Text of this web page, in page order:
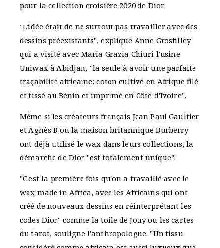
pour la collection croisière 2020 de Dior.
"L'idée était de ne surtout pas travailler avec des
dessins préexistants", explique Anne Grosfilley
qui a visité avec Maria Grazia Chiuri l'usine
Uniwax à Abidjan, "la seule à avoir une parfaite
traçabilité africaine: coton cultivé en Afrique filé
et tissé au Bénin et imprimé en Côte d'Ivoire".
Même si les créateurs français Jean Paul Gaultier
et Agnès B ou la maison britannique Burberry
ont déjà utilisé le wax dans leurs collections, la
démarche de Dior "est totalement unique".
"C'est la première fois qu'on a travaillé avec le
wax made in Africa, avec les Africains qui ont
créé de nouveaux dessins en réinterprétant les
codes Dior" comme la toile de Jouy ou les cartes
du tarot, souligne l'anthropologue. "Un tissu